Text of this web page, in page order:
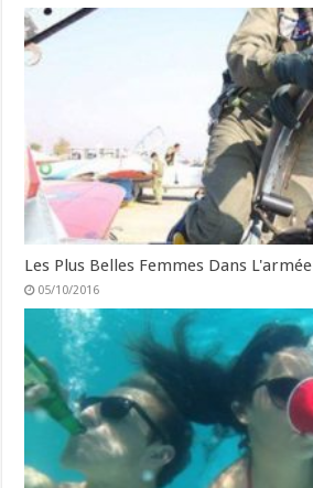
Les Plus Belles Femmes Dans L'armée
05/10/2016